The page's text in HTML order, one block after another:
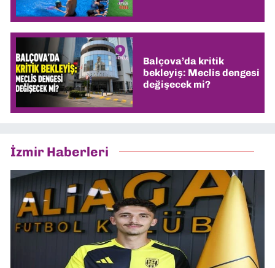
Balçova’da kritik
bekleyiş: Meclis dengesi
değişecek mi?
İzmir Haberleri